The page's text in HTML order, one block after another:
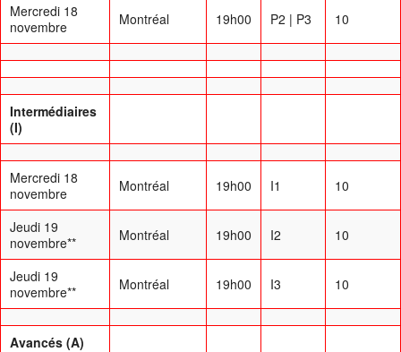
Mercredi 18
novembre
Montréal 19h00 P2 | P3 10
Intermédiaires
(I)
Mercredi 18
novembre
Montréal 19h00 I1 10
Jeudi 19
novembre**
Montréal 19h00 I2 10
Jeudi 19
novembre**
Montréal 19h00 I3 10
Avancés (A)